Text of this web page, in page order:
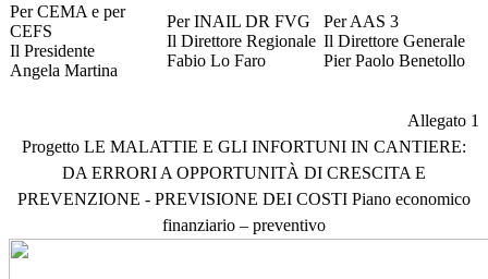
Per CEMA e per
CEFS
Il Presidente
Angela Martina
Per INAIL DR FVG
Il Direttore Regionale
Fabio Lo Faro
Per AAS 3
Il Direttore Generale
Pier Paolo Benetollo
Allegato 1
Progetto LE MALATTIE E GLI INFORTUNI IN CANTIERE:
DA ERRORI A OPPORTUNITÀ DI CRESCITA E
PREVENZIONE - PREVISIONE DEI COSTI Piano economico
finanziario – preventivo